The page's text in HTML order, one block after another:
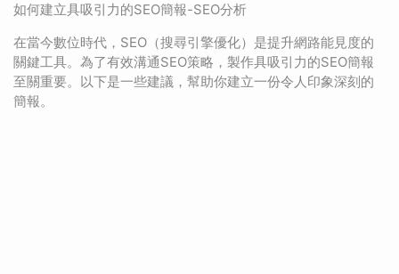
如何建立具吸引力的SEO簡報-SEO分析
在當今數位時代，SEO（搜尋引擎優化）是提升網路能見度的
關鍵工具。為了有效溝通SEO策略，製作具吸引力的SEO簡報
至關重要。以下是一些建議，幫助你建立一份令人印象深刻的
簡報。